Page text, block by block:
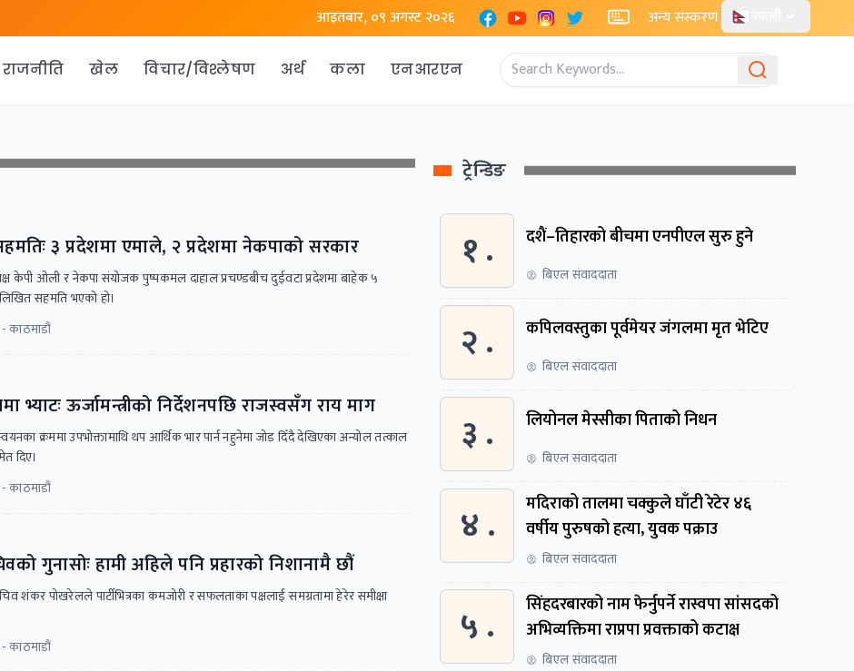
आइतबार, ०९ अगस्ट २०२६ FacebookYouTubeInstagram
X अन्य संस्करण
राजनीति खेल विचार/विश्लेषण अर्थ कला एनआरएन
३ प्रदेशमा एमाले, २ प्रदेशमा नेकपाको सरकार
केपी ओली र नेकपा संयोजक पुष्पकमल दाहाल प्रचण्डबीच दुईवटा प्रदेशमा बाहेक ५
सहमति भएको हो।
काठमाडौं
भ्याटः ऊर्जामन्त्रीको निर्देशनपछि राजस्वसँग राय माग
क्रममा उपभोक्तामाथि थप आर्थिक भार पार्न नहुनेमा जोड दिँदै देखिएका अन्योल तत्काल
दिए।
काठमाडौं
गुनासोः हामी अहिले पनि प्रहारको निशानामै छौं
शंकर पोखरेलले पार्टीभित्रका कमजोरी र सफलताका पक्षलाई समग्रतामा हेरेर समीक्षा
काठमाडौं
ट्रेन्डिङ
१ . दशैं–तिहारको बीचमा एनपीएल सुरु हुने
बिएल संवाददाता
२ . कपिलवस्तुका पूर्वमेयर जंगलमा मृत भेटिए
बिएल संवाददाता
३ . लियोनल मेस्सीका पिताको निधन
बिएल संवाददाता
४ .
मदिराको तालमा चक्कुले घाँटी रेटेर ४६
वर्षीय पुरुषको हत्या, युवक पक्राउ
बिएल संवाददाता
५ .
सिंहदरबारको नाम फेर्नुपर्ने रास्वपा सांसदको
अभिव्यक्तिमा राप्रपा प्रवक्ताको कटाक्ष
बिएल संवाददाता